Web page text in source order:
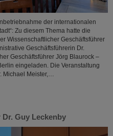
der internationalen
Zu diesem Thema hatte die
Wissenschaftlicher Geschäftsführer
Geschäftsführerin Dr.
Geschäftsführer Jörg Blaurock –
eingeladen. Die Veranstaltung
Michael Meister,…
Guy Leckenby